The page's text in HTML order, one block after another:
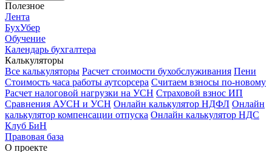
Полезное
Лента
БухУбер
Обучение
Календарь бухгалтера
Калькуляторы
Все калькуляторы Расчет стоимости бухобслуживания Пени
Стоимость часа работы аутсорсера Считаем взносы по-новому
Расчет налоговой нагрузки на УСН Страховой взнос ИП
Сравнения АУСН и УСН Онлайн калькулятор НДФЛ Онлайн
калькулятор компенсации отпуска Онлайн калькулятор НДС
Клуб БиН
Правовая база
О проекте